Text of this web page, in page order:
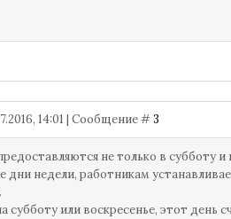
14:01 | Сообщение #3
не только в субботу и
недели, работникам
или воскресенье, этот день